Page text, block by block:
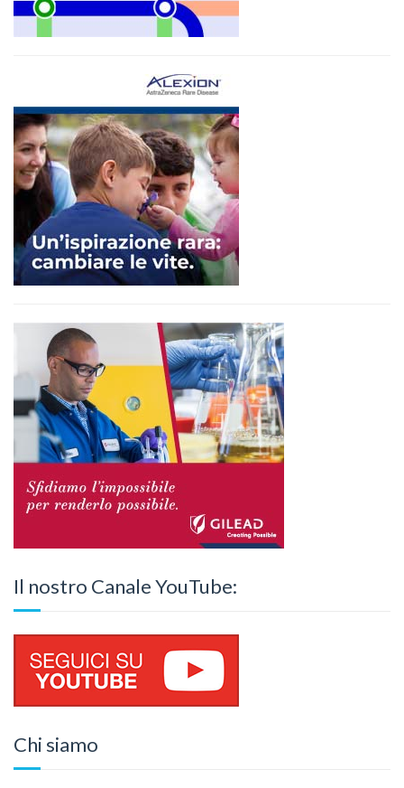
Il nostro Canale YouTube:
Chi siamo